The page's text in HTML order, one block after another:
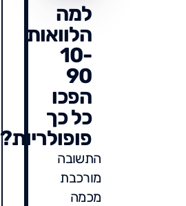
למה
הלוואות
10-
90
הפכו
כל כך
פופולריות?
התשובה
מורכבת
מכמה